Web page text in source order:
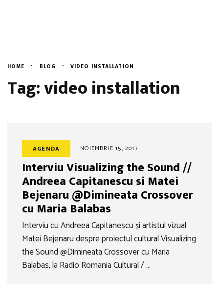
Despre Noi
Contact
HOME BLOG VIDEO INSTALLATION
Tag: video installation
AGENDA NOIEMBRIE 15, 2017
Interviu Visualizing the Sound //
Andreea Capitanescu si Matei
Bejenaru @Dimineata Crossover
cu Maria Balabas
Interviu cu Andreea Capitanescu și artistul vizual
Matei Bejenaru despre proiectul cultural Visualizing
the Sound @Dimineata Crossover cu Maria
Balabas, la Radio Romania Cultural / …